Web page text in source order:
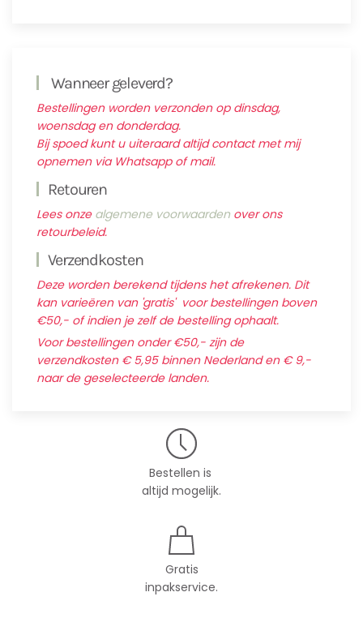
Wanneer geleverd?
Bestellingen worden verzonden op dinsdag,
woensdag en donderdag.
Bij spoed kunt u uiteraard altijd contact met mij
opnemen via Whatsapp of mail.
Retouren
Lees onze algemene voorwaarden over ons
retourbeleid.
Verzendkosten
Deze worden berekend tijdens het afrekenen. Dit
kan varieëren van 'gratis' voor bestellingen boven
€50,- of indien je zelf de bestelling ophaalt.
Voor bestellingen onder €50,- zijn de
verzendkosten € 5,95 binnen Nederland en € 9,-
naar de geselecteerde landen.
Bestellen is
altijd mogelijk.
Gratis
inpakservice.